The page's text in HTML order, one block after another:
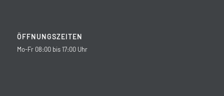
ÖFFNUNGSZEITEN
Mo-Fr 08:00 bis 17:00 Uhr